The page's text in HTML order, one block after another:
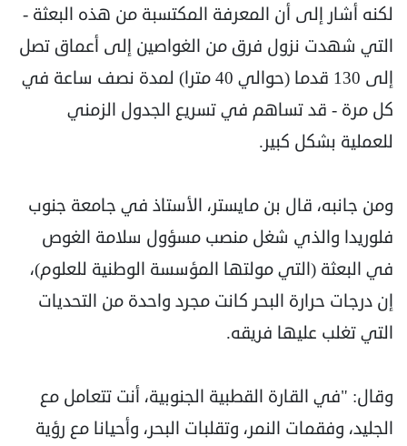
لكنه أشار إلى أن المعرفة المكتسبة من هذه البعثة -
التي شهدت نزول فرق من الغواصين إلى أعماق تصل
إلى 130 قدما (حوالي 40 مترا) لمدة نصف ساعة في
كل مرة - قد تساهم في تسريع الجدول الزمني
للعملية بشكل كبير.
ومن جانبه، قال بن مايستر، الأستاذ في جامعة جنوب
فلوريدا والذي شغل منصب مسؤول سلامة الغوص
في البعثة (التي مولتها المؤسسة الوطنية للعلوم)،
إن درجات حرارة البحر كانت مجرد واحدة من التحديات
التي تغلب عليها فريقه.
وقال: "في القارة القطبية الجنوبية، أنت تتعامل مع
الجليد، وفقمات النمر، وتقلبات البحر، وأحيانا مع رؤية